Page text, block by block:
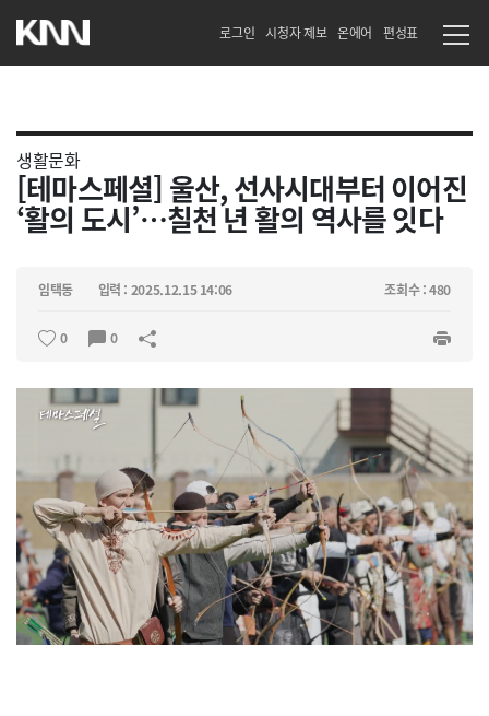
로그인 시청자 제보 온에어 편성표
생활문화
[테마스페셜] 울산, 선사시대부터 이어진
‘활의 도시’…칠천 년 활의 역사를 잇다
임택동 입력 : 2025.12.15 14:06 조회수 : 480
0 0